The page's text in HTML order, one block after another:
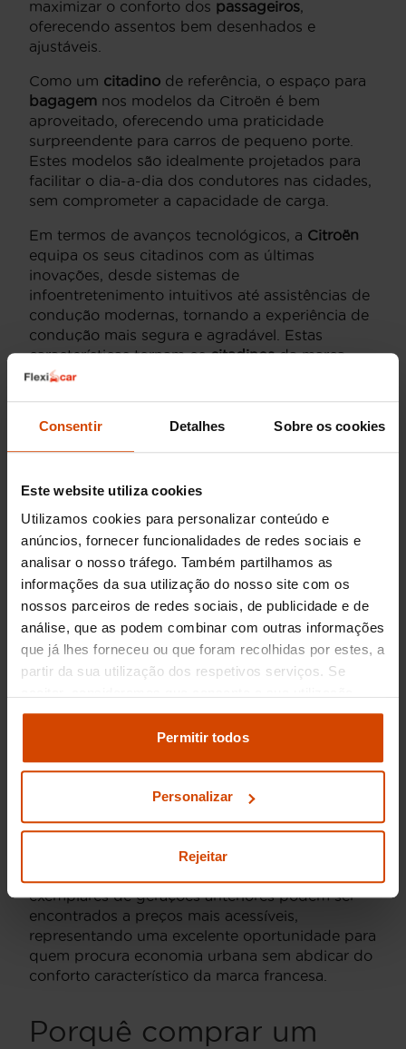
Consentir Detalhes Sobre os cookies
Este website utiliza cookies
Utilizamos cookies para personalizar conteúdo e
anúncios, fornecer funcionalidades de redes sociais e
analisar o nosso tráfego. Também partilhamos as
informações da sua utilização do nosso site com os
nossos parceiros de redes sociais, de publicidade e de
análise, que as podem combinar com outras informações
que já lhes forneceu ou que foram recolhidas por estes, a
partir da sua utilização dos respetivos serviços. Se
Pode modificar as suas opções de consentimento e
definições de cookies
definições e saber mais na nossa
Permitir todos
Personalizar
Rejeitar
maximizar o conforto dos passageiros,
oferecendo assentos bem desenhados e
ajustáveis.
Como um citadino de referência, o espaço para
bagagem nos modelos da Citroën é bem
aproveitado, oferecendo uma praticidade
surpreendente para carros de pequeno porte.
Estes modelos são idealmente projetados para
facilitar o dia-a-dia dos condutores nas cidades,
sem comprometer a capacidade de carga.
Em termos de avanços tecnológicos, a Citroën
equipa os seus citadinos com as últimas
inovações, desde sistemas de
infoentretenimento intuitivos até assistências de
condução modernas, tornando a experiência de
condução mais segura e agradável. Estas
características tornam oscitadinosda marca
numa escolha inteligente para quem valoriza
NaFlexicar , cada modelo de Citroën Citadinoé
criteriosamente selecionado e sujeito a
carros usadosdisponíveis são de alta fiabilidade
citadina.
Preços dos Citroën
Citadinos Usados
O mercado de carros usados em Portugal
oferece uma ampla gama de preços para os
citadinos da Citroën. Normalmente, os valores
dependendo do modelo específico (como o ágil
C1 ou o versátil C3), do ano de fabrico,
tecnologias de conectividade modernas e
motorizações mais eficientes, tendem a situar-se
exemplares de gerações anteriores podem ser
encontrados a preços mais acessíveis,
representando uma excelente oportunidade para
quem procura economia urbana sem abdicar do
conforto característico da marca francesa.
Porquê comprar um